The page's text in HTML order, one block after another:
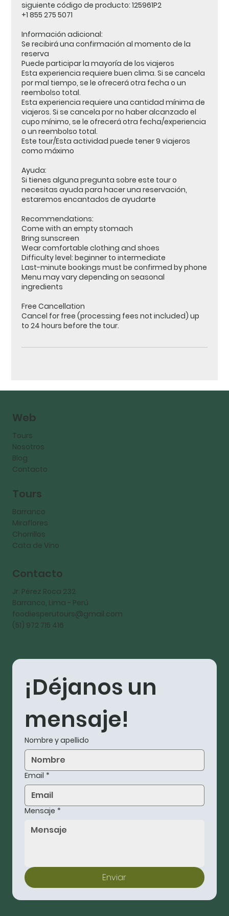
siguiente código de producto: 125961P2
+1 855 275 5071
Información adicional:
Se recibirá una confirmación al momento de la
reserva
Puede participar la mayoría de los viajeros
Esta experiencia requiere buen clima. Si se cancela
por mal tiempo, se le ofrecerá otra fecha o un
reembolso total.
Esta experiencia requiere una cantidad mínima de
viajeros. Si se cancela por no haber alcanzado el
cupo mínimo, se le ofrecerá otra fecha/experiencia
o un reembolso total.
Este tour/Esta actividad puede tener 9 viajeros
como máximo
Ayuda:
Si tienes alguna pregunta sobre este tour o
necesitas ayuda para hacer una reservación,
estaremos encantados de ayudarte
Recommendations:
Come with an empty stomach
Bring sunscreen
Wear comfortable clothing and shoes
Difficulty level: beginner to intermediate
Last-minute bookings must be confirmed by phone
Menu may vary depending on seasonal
ingredients
Free Cancellation
Cancel for free (processing fees not included) up
to 24 hours before the tour.
Web
Tours
Nosotros
Blog
Contacto
Tours
Barranco
Miraflores
Chorrillos
Cata de Vino
Contacto
Jr. Pérez Roca 232
Barranco, Lima - Perú
foodiesperutours@gmail.com
(51) 972 715 416
¡Déjanos un
mensaje!
Nombre y apellido
Email *
Mensaje *
Enviar